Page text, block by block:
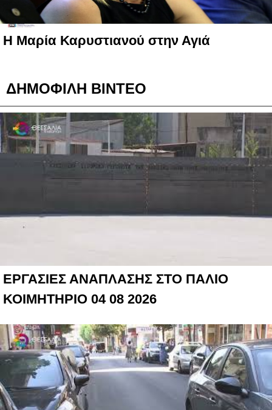
Η Μαρία Καρυστιανού στην Αγιά
ΔΗΜΟΦΙΛΗ ΒΙΝΤΕΟ
ΕΡΓΑΣΙΕΣ ΑΝΑΠΛΑΣΗΣ ΣΤΟ ΠΑΛΙΟ
ΚΟΙΜΗΤΗΡΙΟ 04 08 2026